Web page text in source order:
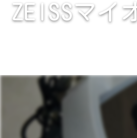
ZEISSマイ
子供の将来に最良の